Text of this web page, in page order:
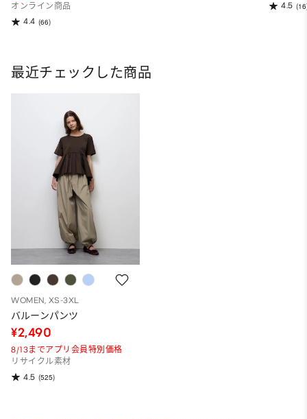
オンライン商品
4.4 (66)
4.5
最近チェックした商品
WOMEN, XS-3XL
バルーンパンツ
¥2,490
8/13までアプリ会員特別価格
リサイクル素材
4.5 (525)